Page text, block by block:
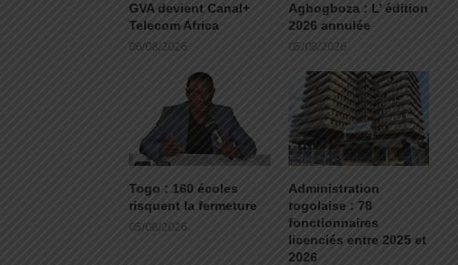
GVA devient Canal+
Telecom Africa
06/08/2026
Agbogboza : L’ édition
2026 annulée
05/08/2026
Togo : 160 écoles
risquent la fermeture
05/08/2026
Administration
togolaise : 78
fonctionnaires
licenciés entre 2025 et
2026